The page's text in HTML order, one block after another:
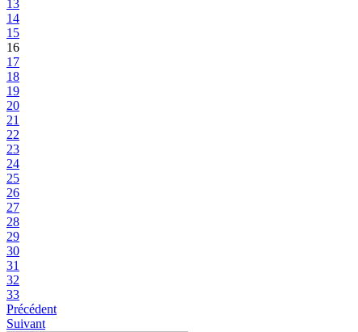
13
14
15
16
17
18
19
20
21
22
23
24
25
26
27
28
29
30
31
32
33
Précédent
Suivant